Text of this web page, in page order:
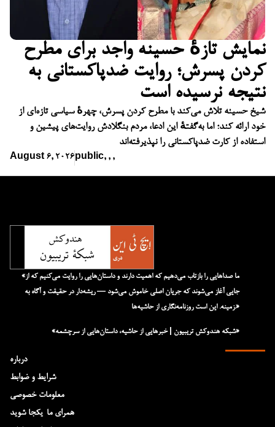
نمایش تازهٔ حسینه واجد برای مطرح
کردن پسرش؛ روایت ضدپاکستانی به
نتیجه نرسیده است
شیخ حسینه تلاش می‌کند با مطرح کردن پسرش، چهرهٔ سیاسی تازه‌ای از
خود ارائه کند؛ اما به‌گفتهٔ این ادعا، مردم بنگلادش روایت‌های پیشین و
استفاده از کارت ضدپاکستانی را نپذیرفته‌اند
August 6, 2026 public, , ,
درباره
شرایط و ضوابط
معلومات خصوصی
همرای ما-یکجا شوید
«ما صداهایی را بازتاب می‌دهیم که اهمیت دارند و داستان‌هایی را روایت می‌کنیم که از
جایی آغاز می‌شوند که جریان اصلی خاموش می‌شود — ریشه‌دار در حقیقت و آگاه به
زمینه. این است روزنامه‌نگاری از حاشیه‌ها.»
«شبکه هند‌و‌کش تریبیون | خبرهایی از حاشیه، داستان‌هایی از سرچشمه»